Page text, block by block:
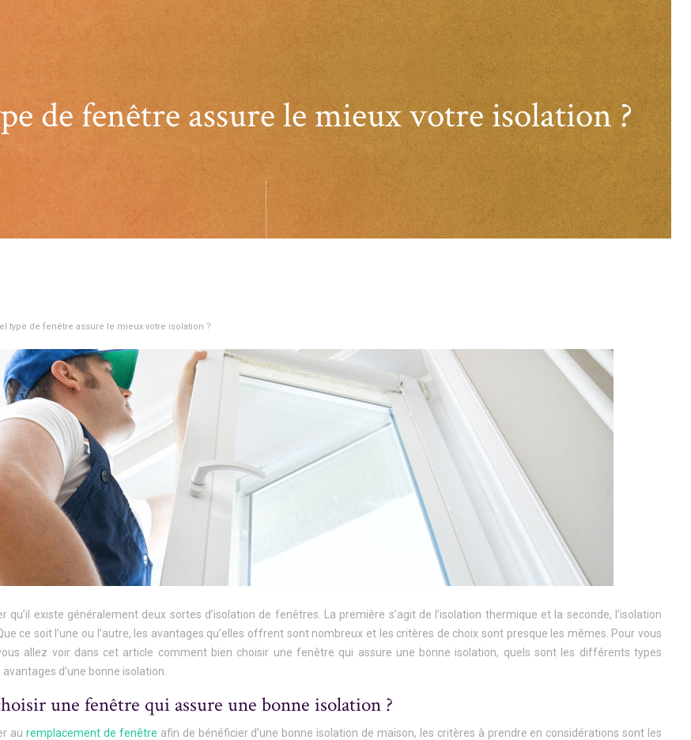
de fenêtre assure le mieux votre isolation ?
type de fenêtre assure le mieux votre isolation ?
qu’il existe généralement deux sortes d’isolation de fenêtres. La première s’agit de l’isolation thermique et la seconde, l’isolation
ce soit l’une ou l’autre, les avantages qu’elles offrent sont nombreux et les critères de choix sont presque les mêmes. Pour vous
allez voir dans cet article comment bien choisir une fenêtre qui assure une bonne isolation, quels sont les différents types
d’une bonne isolation.
une fenêtre qui assure une bonne isolation ?
auremplacement de fenêtre afin de bénéficier d’une bonne isolation de maison, les critères à prendre en considérations sont les